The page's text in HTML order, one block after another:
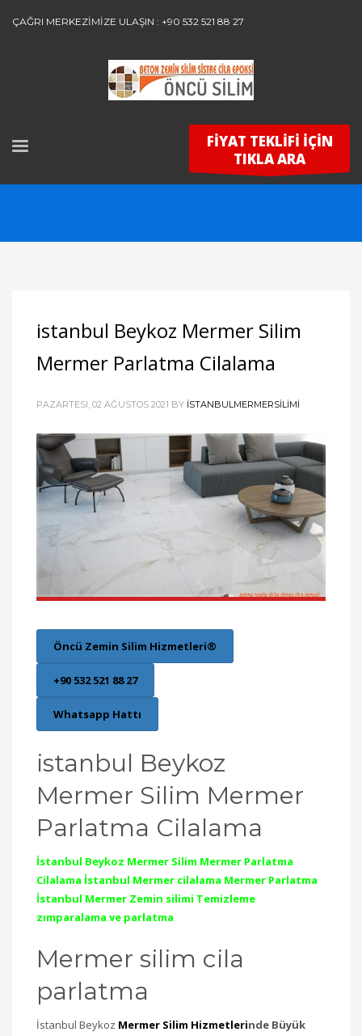
ÇAĞRI MERKEZİMİZE ULAŞIN : +90 532 521 88 27
FİYAT TEKLİFİ İÇİN
TIKLA ARA
istanbul Beykoz Mermer Silim
Mermer Parlatma Cilalama
PAZARTESI, 02 AĞUSTOS 2021 BY ISTANBULMERMERSILIMI
Öncü Zemin Silim Hizmetleri®
+90 532 521 88 27
Whatsapp Hattı
istanbul Beykoz
Mermer Silim Mermer
Parlatma Cilalama
İstanbul Beykoz Mermer Silim Mermer Parlatma
Cilalama İstanbul Mermer cilalama Mermer Parlatma
İstanbul Mermer Zemin silimi Temizleme
zımparalama ve parlatma
Mermer silim cila
parlatma
İstanbul Beykoz Mermer Silim Hizmetlerinde Büyük